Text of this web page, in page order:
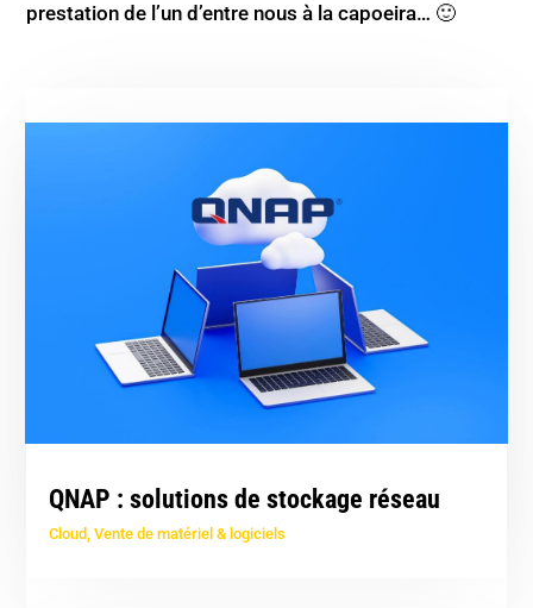
prestation de l’un d’entre nous à la capoeira… 🙂
QNAP : solutions de stockage réseau
Cloud,Vente de matériel & logiciels